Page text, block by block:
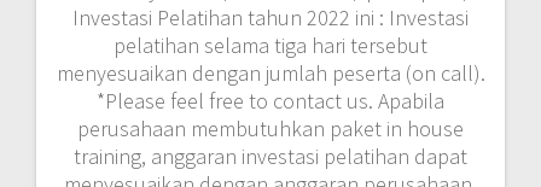
trainingonline October 12,
2022 0